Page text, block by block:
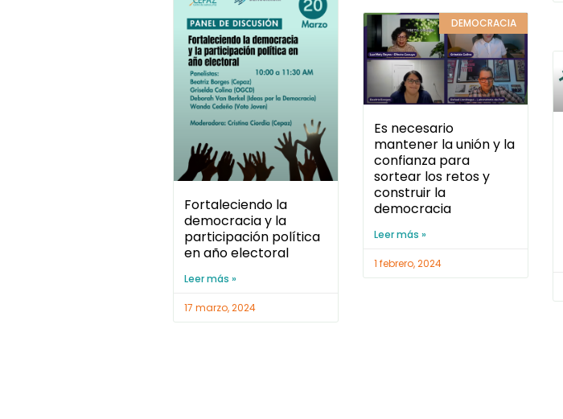
Fortaleciendo la
democracia y la
participación política
en año electoral
Leer más »
17 marzo, 2024
DEMOCRACIA
Es necesario
mantener la unión y la
confianza para
sortear los retos y
construir la
democracia
Leer más »
1 febrero, 2024